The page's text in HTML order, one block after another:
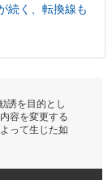
続く、転換線も
誘を目的とし
容を変更する
って生じた如